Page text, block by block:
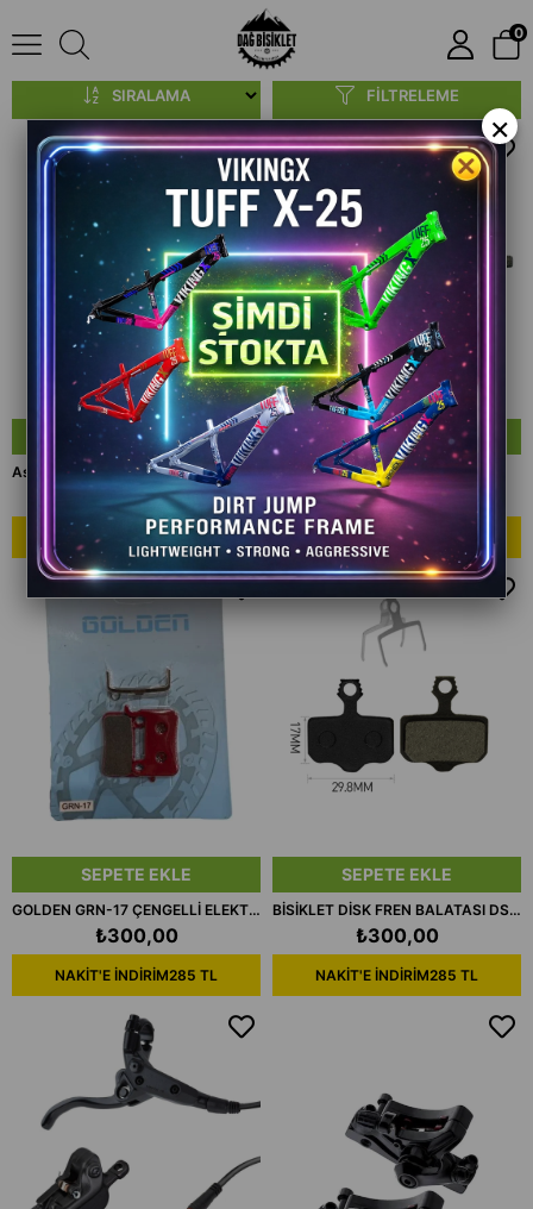
0
FILTRELEME
SIRALAMA
SEPETE EKLE
Asistan Bauer BP10 disk Fren balatası
₺300,00
NAKİT'E İNDİRİM285 TL
SEPETE EKLE
Vona BP-05 Disk Fren Balatası
₺300,00
NAKİT'E İNDİRİM 285 TL
SEPETE EKLE
GOLDEN GRN-17 ÇENGELLİ ELEKTRİKLİ BİSİKLET BALATA
₺300,00
NAKİT'E İNDİRİM285 TL
SEPETE EKLE
BİSİKLET DİSK FREN BALATASI DSC612
₺300,00
NAKİT'E İNDİRİM285 TL
×